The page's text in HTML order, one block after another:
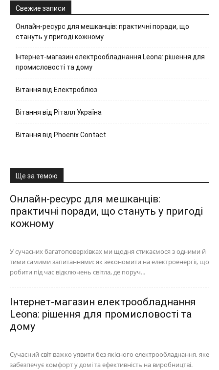
Свежие записи
Онлайн-ресурс для мешканців: практичні поради, що
стануть у пригоді кожному
Інтернет-магазин електрообладнання Leona: рішення для
промисловості та дому
Вітання від Електроблюз
Вітання від Ріталл Україна
Вітання від Phoenix Contact
Ще за темою
Онлайн-ресурс для мешканців:
практичні поради, що стануть у пригоді
кожному
У сучасних багатоповерхівках ми щодня стикаємося з одними й
тими самими запитаннями: як зекономити на електроенергії, що
робити під час відключень світла, де поруч...
Інтернет-магазин електрообладнання
Leona: рішення для промисловості та
дому
Сучасний світ важко уявити без якісного електрообладнання, яке
забезпечує комфорт у домі та ефективність на виробництві.